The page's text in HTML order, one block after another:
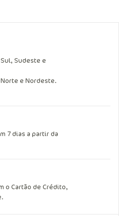
Sudeste e
Norte e Nordeste.
7 dias a partir da
o Cartão de Crédito,